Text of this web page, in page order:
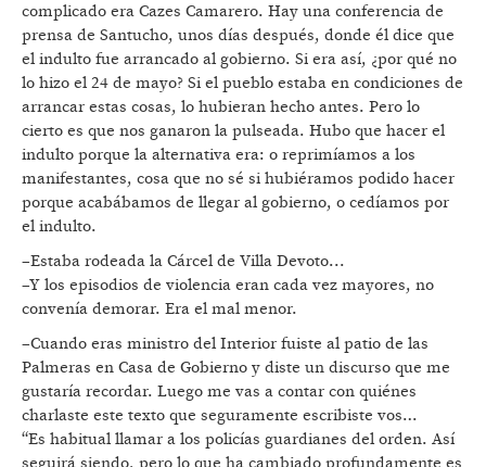
complicado era Cazes Camarero. Hay una conferencia de
prensa de Santucho, unos días después, donde él dice que
el indulto fue arrancado al gobierno. Si era así, ¿por qué no
lo hizo el 24 de mayo? Si el pueblo estaba en condiciones de
arrancar estas cosas, lo hubieran hecho antes. Pero lo
cierto es que nos ganaron la pulseada. Hubo que hacer el
indulto porque la alternativa era: o reprimíamos a los
manifestantes, cosa que no sé si hubiéramos podido hacer
porque acabábamos de llegar al gobierno, o cedíamos por
el indulto.
–Estaba rodeada la Cárcel de Villa Devoto...
–Y los episodios de violencia eran cada vez mayores, no
convenía demorar. Era el mal menor.
–Cuando eras ministro del Interior fuiste al patio de las
Palmeras en Casa de Gobierno y diste un discurso que me
gustaría recordar. Luego me vas a contar con quiénes
charlaste este texto que seguramente escribiste vos…
“Es habitual llamar a los policías guardianes del orden. Así